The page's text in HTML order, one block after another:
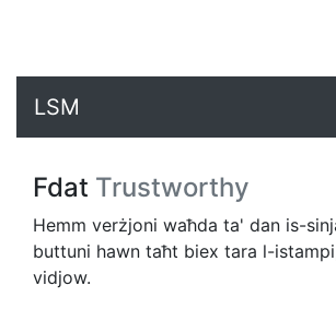
LSM
Fdat Trustworthy
Hemm verżjoni waħda ta' dan is-
buttuni hawn taħt biex tara l-
vidjow.